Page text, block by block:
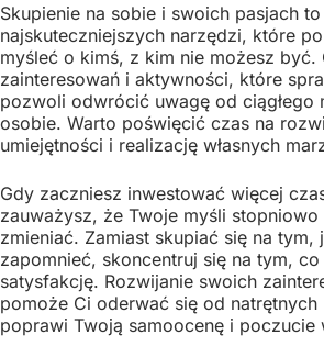
Skupienie na sobie i swoich pasjach
najskuteczniejszych narzędzi, które
myśleć o kimś, z kim nie możesz być.
zainteresowań i aktywności, które
pozwoli odwrócić uwagę od ciągłego
osobie. Warto poświęcić czas na
umiejętności i realizację własnych
Gdy zaczniesz inwestować więcej
zauważysz, że Twoje myśli stopniowo
zmieniać. Zamiast skupiać się na tym,
zapomnieć, skoncentruj się na tym,
satysfakcję. Rozwijanie swoich
pomoże Ci oderwać się od
poprawi Twoją samoocenę i poczucie